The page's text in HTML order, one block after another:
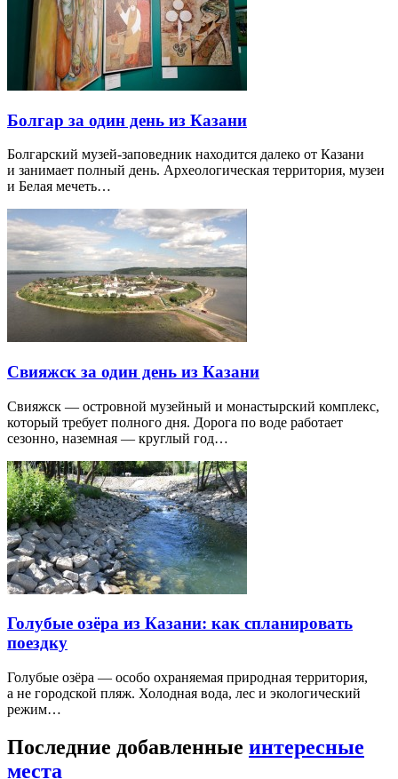
Болгар за один день из Казани
Болгарский музей-заповедник находится далеко от Казани
и занимает полный день. Археологическая территория, музеи
и Белая мечеть…
Свияжск за один день из Казани
Свияжск — островной музейный и монастырский комплекс,
который требует полного дня. Дорога по воде работает
сезонно, наземная — круглый год…
Голубые озёра из Казани: как спланировать
поездку
Голубые озёра — особо охраняемая природная территория,
а не городской пляж. Холодная вода, лес и экологический
режим…
Последние добавленные интересные
места